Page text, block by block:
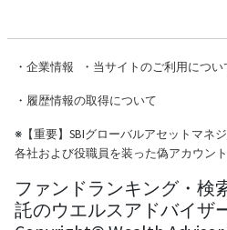
・ 企業情報 ・ 当サイトのご利用につい
・ 履歴情報の取得について
※【重要】SBIグローバルアセットマネ
各社および役職員を装った偽アカウン
ファンドランキング・検
託のウエルスアドバイザ